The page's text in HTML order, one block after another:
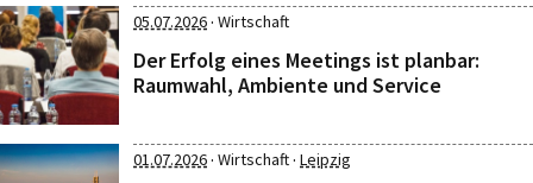
05.07.2026· Wirtschaft
Der Erfolg eines Meetings ist planbar:
Raumwahl, Ambiente und Service
01.07.2026· Wirtschaft· Leipzig